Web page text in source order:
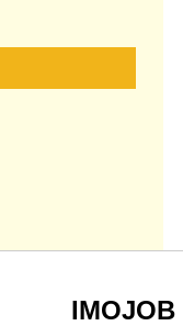
IMOJOB